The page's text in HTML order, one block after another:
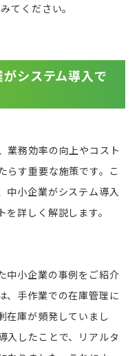
てください。
システム導入で
業務効率の向上やコスト
らす重要な施策です。こ
中小企業がシステム導入
詳しく解説します。
中小企業の事例をご紹介
、手作業での在庫管理に
在庫が頻発していまし
入したことで、リアルタ